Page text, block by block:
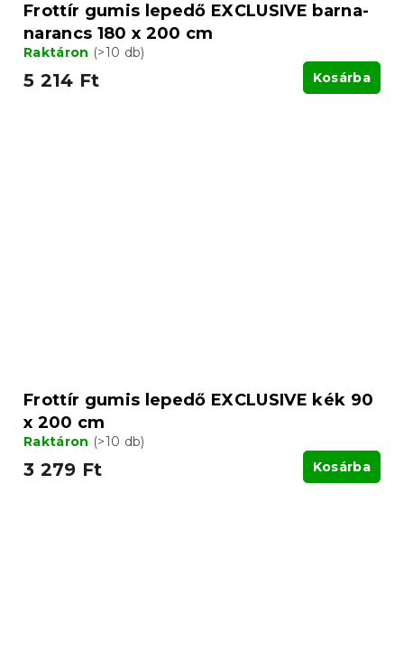
Frottír gumis lepedő EXCLUSIVE barna-
narancs 180 x 200 cm
Raktáron (>10 db)
5 214 Ft Kosárba
Frottír gumis lepedő EXCLUSIVE kék 90
x 200 cm
Raktáron (>10 db)
3 279 Ft Kosárba